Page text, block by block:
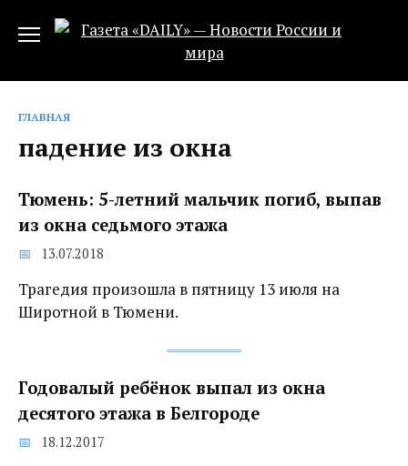
ГЛАВНАЯ
падение из окна
Тюмень: 5-летний мальчик погиб, выпав
из окна седьмого этажа
13.07.2018
Трагедия произошла в пятницу 13 июля на
Широтной в Тюмени.
Годовалый ребёнок выпал из окна
десятого этажа‍ в Белгороде
18.12.2017